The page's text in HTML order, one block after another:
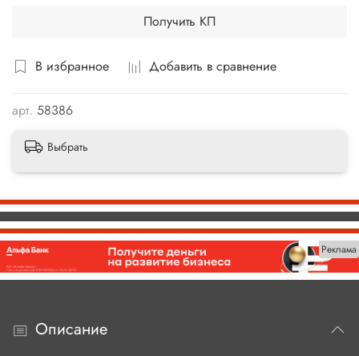
В избранное Добавить в сравнение
арт. 58386
Получить КП
Выбрать
Реклама
Описание